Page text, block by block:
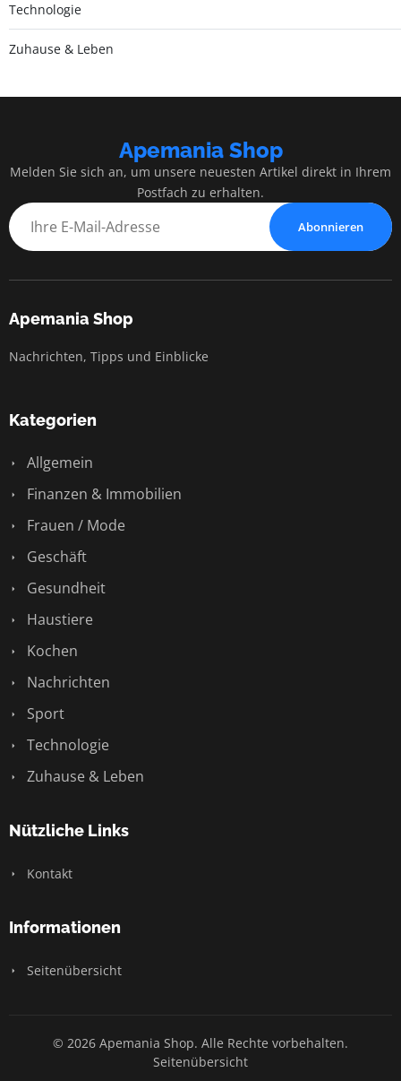
Technologie
Zuhause & Leben
Apemania Shop
Melden Sie sich an, um unsere neuesten Artikel direkt in Ihrem
Postfach zu erhalten.
Abonnieren
Apemania Shop
Nachrichten, Tipps und Einblicke
Kategorien
Allgemein
Finanzen & Immobilien
Frauen / Mode
Geschäft
Gesundheit
Haustiere
Kochen
Nachrichten
Sport
Technologie
Zuhause & Leben
Nützliche Links
Kontakt
Informationen
Seitenübersicht
© 2026 Apemania Shop. Alle Rechte vorbehalten.
Seitenübersicht